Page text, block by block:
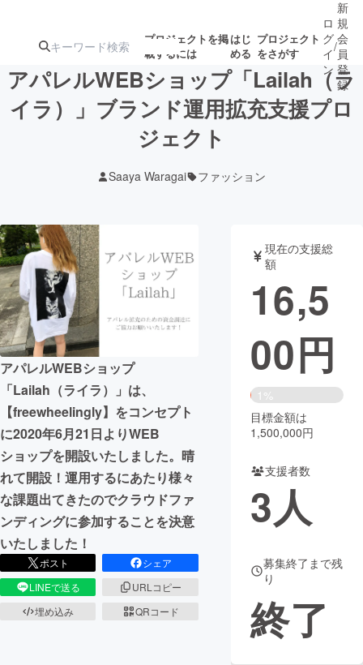
プロジェクトを掲
載するには
はじ
める
プロジェクト
をさがす
注目の新着プロ募集終了が近いプ
テクノロジー・ガジェット
映像・映画 書籍・雑誌
ビジネス・起業 チャレンジ
まちづくり・地域活性化
CAMPFIRE for Social Good
CAMPFIRE Creation
CAMPFIREふるさと納税
コミュニティ
ロ
グ
イ
ン
/
新
規
会
員
登
録
アパレルWEBショップ「Lailah（ラ
イラ）」ブランド運用拡充支援プロ
ジェクト
Saaya Waragai ファッション
アパレルWEBショップ
「Lailah（ライラ）」は、
【freewheelingly】をコンセプト
に2020年6月21日よりWEB
ショップを開設いたしました。晴
れて開設！運用するにあたり様々
な課題出てきたのでクラウドファ
ンディングに参加することを決意
いたしました！
ポスト
シェア
LINEで送る
URLコピー
埋め込み
QRコード
現在の支援総
額
16,5
00円
1%
目標金額は
1,500,000円
支援者数
3人
募集終了まで残
り
終了